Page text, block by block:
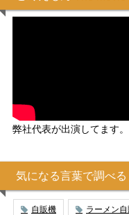
弊社代表が出演してます。
気になる言葉で調べる
自販機 ラーメン